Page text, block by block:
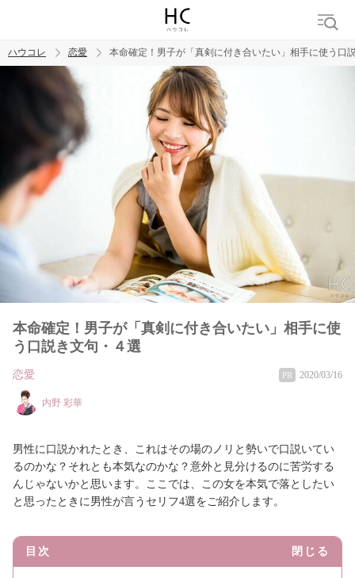
トレンド ワード
恋愛
ハウコレ 恋愛 本命確定！男子が「真剣に付き合いたい」相手に使う口
本命確定！男子が「真剣に付き合いたい」相手に使
う口説き文句・４選
恋愛 PR 2020/03/16
内野 彩華
男性に口説かれたとき、これはその場のノリと勢いで口説いてい
るのかな？それとも本気なのかな？意外と見分けるのに苦労する
んじゃないかと思います。ここでは、この女を本気で落としたい
と思ったときに男性が言うセリフ4選をご紹介します。
目次 閉じる